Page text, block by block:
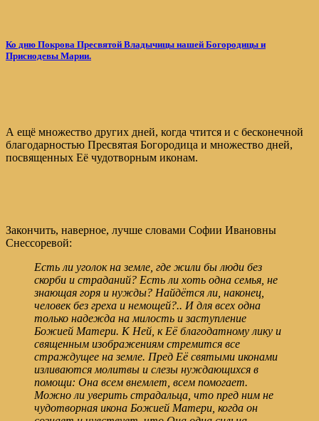
Ко дню Покрова Пресвятой Владычицы нашей Богородицы и
Приснодевы Марии.
А ещё множество других дней, когда чтится и с бесконечной
благодарностью Пресвятая Богородица и множество дней,
посвященных Её чудотворным иконам.
Закончить, наверное, лучше словами Софии Ивановны
Снессоревой:
Есть ли уголок на земле, где жили бы люди без
скорби и страданий? Есть ли хоть одна семья, не
знающая горя и нужды? Найдётся ли, наконец,
человек без греха и немощей?.. И для всех одна
только надежда на милость и заступление
Божией Матери. К Ней, к Её благодатному лику и
священным изображениям стремится все
страждущее на земле. Пред Её святыми иконами
изливаются молитвы и слезы нуждающихся в
помощи: Она всем внемлет, всем помогает.
Можно ли уверить страдальца, что пред ним не
чудотворная икона Божией Матери, когда он